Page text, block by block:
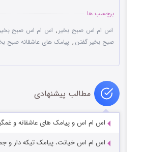
برچسب ها
اس ام اس صبح بخیر , اس ام اس صبح بخیر
صبح بخیر گفتن , پیامک های عاشقانه صبح
مطالب پیشنهادی
اس ام اس و پیامک های عاشقانه و غمگین 11 فروردین
اس ام اس خیانت، پیامک تیکه دار و